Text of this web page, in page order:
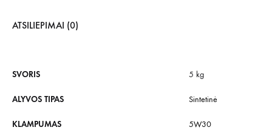
ATSILIEPIMAI (0)
SVORIS 5 kg
ALYVOS TIPAS Sintetinė
KLAMPUMAS 5W30